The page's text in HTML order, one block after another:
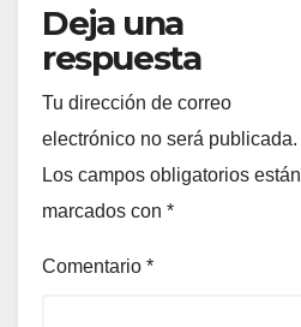
Deja una
respuesta
Tu dirección de correo
electrónico no será publicada.
Los campos obligatorios están
marcados con *
Comentario *